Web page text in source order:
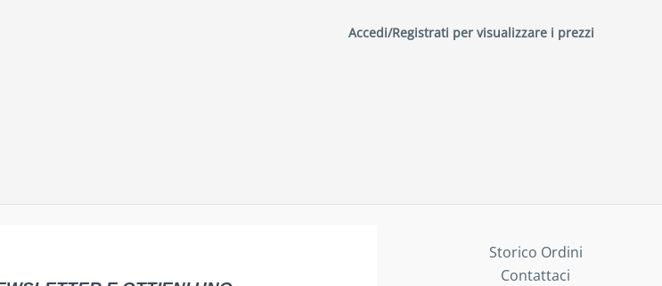
Accedi/Registrati per visualizzare i prezzi
Storico Ordini
Contattaci